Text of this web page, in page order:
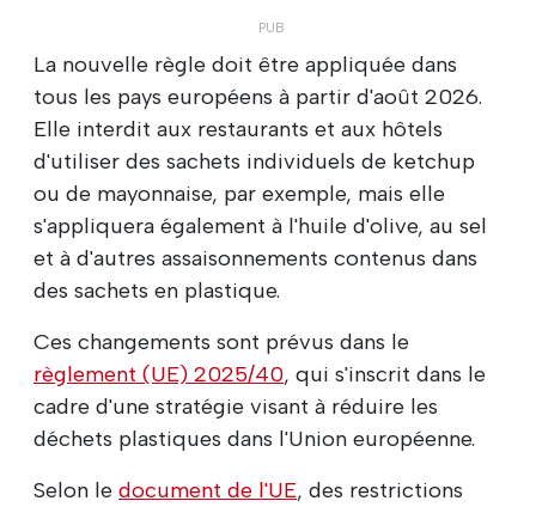
La nouvelle règle doit être appliquée dans
tous les pays européens à partir d'août 2026.
Elle interdit aux restaurants et aux hôtels
d'utiliser des sachets individuels de ketchup
ou de mayonnaise, par exemple, mais elle
s'appliquera également à l'huile d'olive, au sel
et à d'autres assaisonnements contenus dans
des sachets en plastique.
Ces changements sont prévus dans le
règlement (UE) 2025/40, qui s'inscrit dans le
cadre d'une stratégie visant à réduire les
déchets plastiques dans l'Union européenne.
Selon le document de l'UE, des restrictions